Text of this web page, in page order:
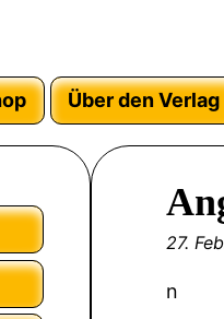
Über den Verlag
27.
n